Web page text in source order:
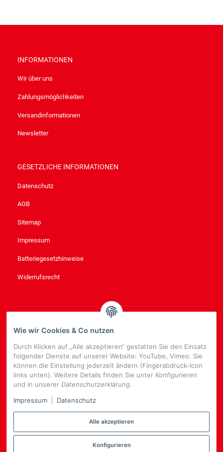
INFORMATIONEN
Wir über uns
Zahlungsmöglichkeiten
Versandinformationen
Newsletter
GESETZLICHE INFORMATIONEN
Datenschutz
AGB
Sitemap
Impressum
Batteriegesetzhinweise
Widerrufsrecht
NEWSLETTER ABONNIEREN
regelmäßig und jederzeit widerruflich Informationen zu Ihrem
Produktsortiment per E-Mail zu.
E-
Mail-
Adresse
NEWSLETTER
Wie wir Cookies & Co nutzen
Durch Klicken auf „Alle akzeptieren“ gestatten Sie den Einsatz
folgender Dienste auf unserer Website: YouTube, Vimeo. Sie
können die Einstellung jederzeit ändern (Fingerabdruck-Icon
links unten). Weitere Details finden Sie unter Konfigurieren
und in unserer Datenschutzerklärung.
Impressum
Datenschutz
Alle akzeptieren
Konfigurieren